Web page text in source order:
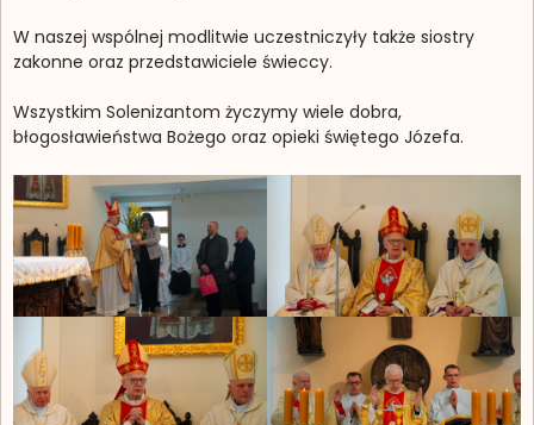
W naszej wspólnej modlitwie uczestniczyły także siostry
zakonne oraz przedstawiciele świeccy.
Wszystkim Solenizantom życzymy wiele dobra,
błogosławieństwa Bożego oraz opieki świętego Józefa.